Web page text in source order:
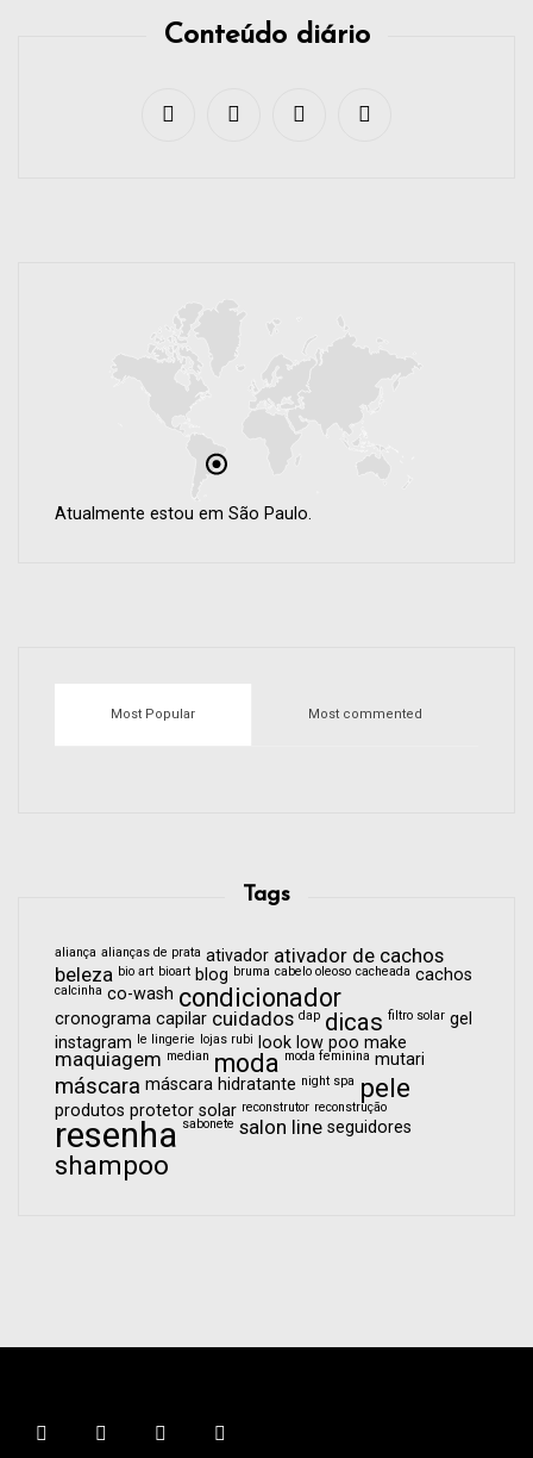
Conteúdo diário
Atualmente estou em São Paulo.
Most Popular Most commented
Tags
aliança alianças de prata ativador ativador de cachos
beleza bio art bioart blog bruma cabelo oleoso cacheada cachos
calcinha co-wash condicionador
cronograma capilar cuidados dap dicas filtro solar gel
instagram le lingerie lojas rubi look low poo make
maquiagem median moda moda feminina mutari
máscara máscara hidratante night spa pele
produtos protetor solar reconstrutor reconstrução
resenha sabonete salon line seguidores
shampoo